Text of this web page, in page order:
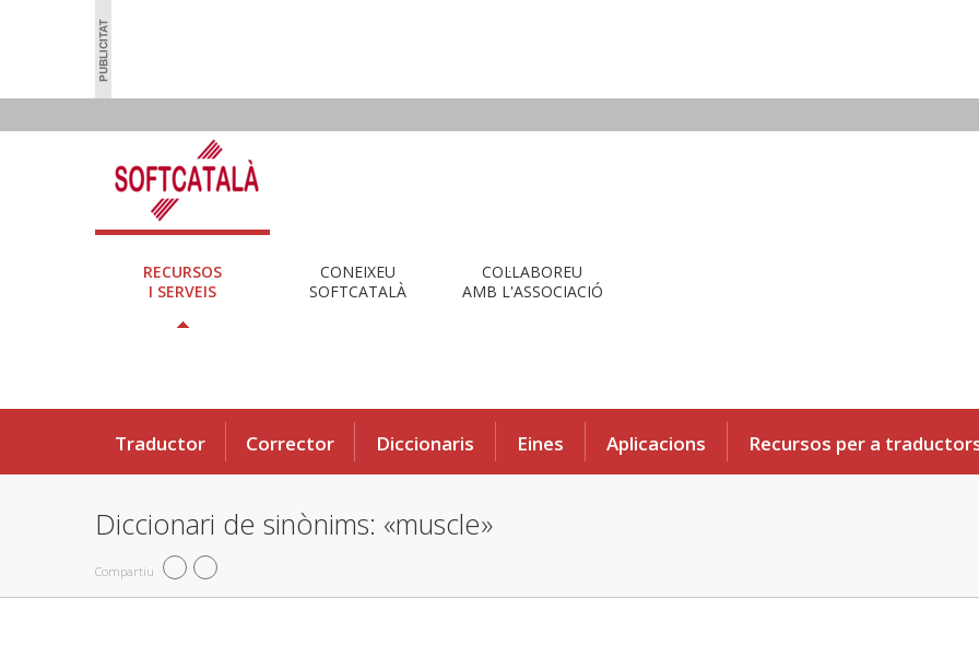
RECURSOS
I SERVEIS
CONEIXEU
SOFTCATALÀ
COL·LABOREU
AMB L'ASSOCIACIÓ
Traductor Corrector Diccionaris Eines Aplicacions Recursos per a
Diccionari de sinònims: «muscle»
Compartiu